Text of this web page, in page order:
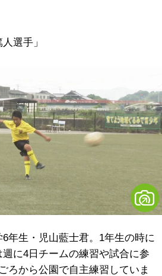
選手」
年生・児山藍士君。1年生の時に
に4日チームの練習や試合に参
ろから公園で自主練習していま